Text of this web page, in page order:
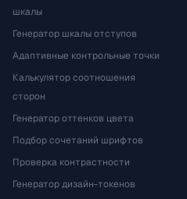
шкалы
Генератор шкалы отступов
Адаптивные контрольные точки
Калькулятор соотношения
сторон
Генератор оттенков цвета
Подбор сочетаний шрифтов
Проверка контрастности
Генератор дизайн-токенов